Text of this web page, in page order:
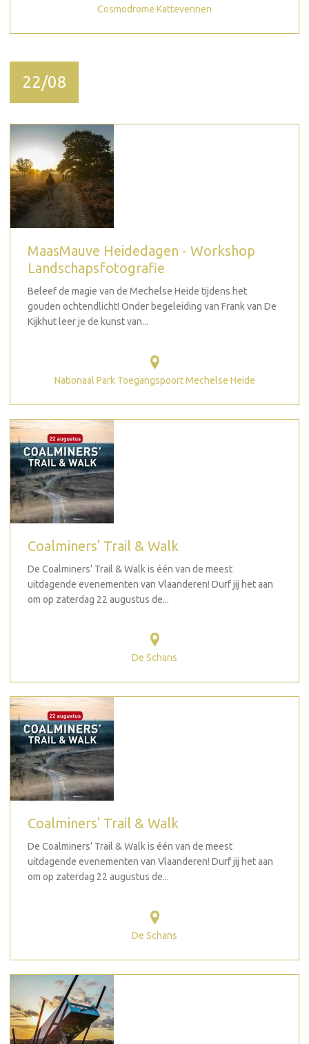
Cosmodrome Kattevennen
22/08
MaasMauve Heidedagen - Workshop
Landschapsfotografie
Beleef de magie van de Mechelse Heide tijdens het
gouden ochtendlicht! Onder begeleiding van Frank van De
Kijkhut leer je de kunst van...
Nationaal Park Toegangspoort Mechelse Heide
Coalminers' Trail & Walk
De Coalminers’ Trail & Walk is één van de meest
uitdagende evenementen van Vlaanderen! Durf jij het aan
om op zaterdag 22 augustus de...
De Schans
Coalminers' Trail & Walk
De Coalminers’ Trail & Walk is één van de meest
uitdagende evenementen van Vlaanderen! Durf jij het aan
om op zaterdag 22 augustus de...
De Schans